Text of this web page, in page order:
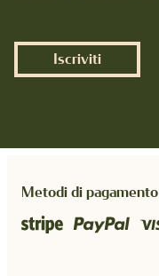
Iscriviti
Metodi di pagamento